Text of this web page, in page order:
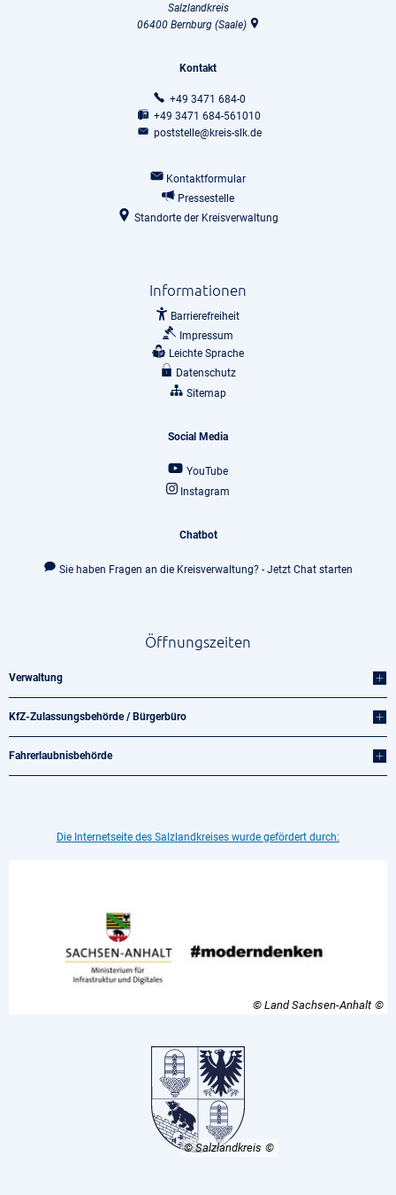
Salzlandkreis
06400 Bernburg (Saale)
Kontakt
+49 3471 684-0
+49 3471 684-561010
poststelle@kreis-slk.de
Kontaktformular
Pressestelle
Standorte der Kreisverwaltung
Informationen
Barrierefreiheit
Impressum
Leichte Sprache
Datenschutz
Sitemap
Social Media
YouTube
Instagram
Chatbot
Sie haben Fragen an die Kreisverwaltung? - Jetzt Chat starten
Öffnungszeiten
Verwaltung
KfZ-Zulassungsbehörde / Bürgerbüro
Fahrerlaubnisbehörde
Die Internetseite des Salzlandkreises wurde gefördert durch:
© Land Sachsen-Anhalt
© Salzlandkreis